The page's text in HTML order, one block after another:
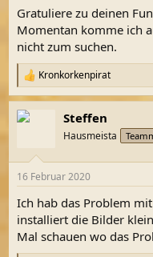
:
Gratuliere zu deinen
Momentan komme ich
nicht zum suchen.
R
e
a
k
e
:
Kronkorkenpirat
Steffen
Hausmeista
16 Februar 2020
Ich hab das Problem
installiert die Bilder
Mal schauen wo das